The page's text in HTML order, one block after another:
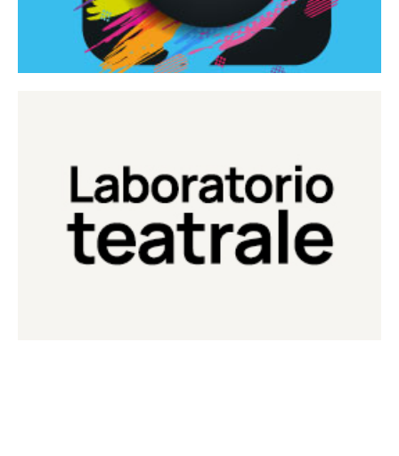
Laboratorio Teatrale
Laboratorio di teatro del Teatro Eduardo de Filippo
Continua